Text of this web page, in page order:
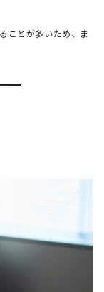
ことが多いため、ま